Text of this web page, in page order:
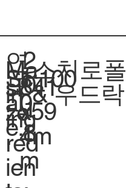
연
도
:
2
0
1
8
Ma
in
ing
red
ien
Sc
al
e.
스치로폴
& 우드락
1:100
0
si
ze
.
841
x59
4m
m